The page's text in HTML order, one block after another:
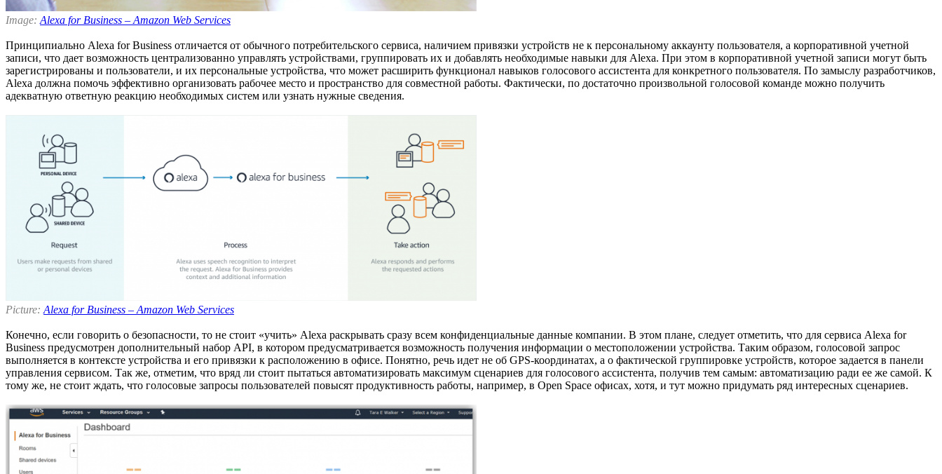
Image: Alexa for Business – Amazon Web Services
Принципиально Alexa for Business отличается от обычного потребительского сервиса, наличием привязки устройств не к персональному аккаунту пользователя, а корпоративной учетной
записи, что дает возможность централизованно управлять устройствами, группировать их и добавлять необходимые навыки для Alexa. При этом в корпоративной учетной записи могут быть
зарегистрированы и пользователи, и их персональные устройства, что может расширить функционал навыков голосового ассистента для конкретного пользователя. По замыслу разработчиков,
Alexa должна помочь эффективно организовать рабочее место и пространство для совместной работы. Фактически, по достаточно произвольной голосовой команде можно получить
адекватную ответную реакцию необходимых систем или узнать нужные сведения.
Picture:Alexa for Business – Amazon Web Services
Конечно, если говорить о безопасности, то не стоит «учить» Alexa раскрывать сразу всем конфиденциальные данные компании. В этом плане, следует отметить, что для сервиса Alexa for
Business предусмотрен дополнительный набор API, в котором предусматривается возможность получения информации о местоположении устройства. Таким образом, голосовой запрос
выполняется в контексте устройства и его привязки к расположению в офисе. Понятно, речь идет не об GPS-координатах, а о фактической группировке устройств, которое задается в панели
управления сервисом. Так же, отметим, что вряд ли стоит пытаться автоматизировать максимум сценариев для голосового ассистента, получив тем самым: автоматизацию ради ее же самой. К
тому же, не стоит ждать, что голосовые запросы пользователей повысят продуктивность работы, например, в Open Space офисах, хотя, и тут можно придумать ряд интересных сценариев.